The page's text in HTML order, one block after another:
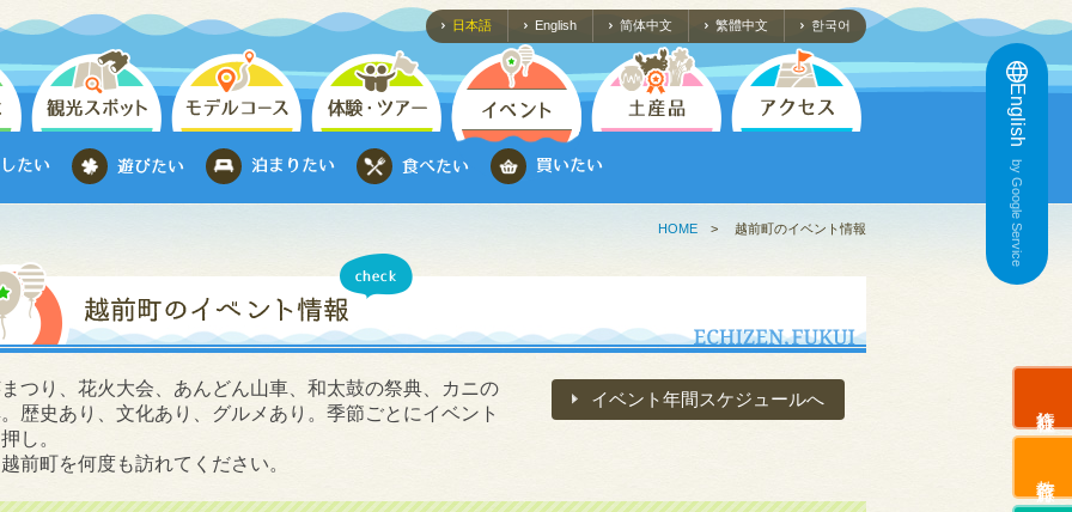
日本語 English 简体中文 繁體中文 한국어
English
by Google Service
HOME > 越前町のイベント情報
つり、花火大会、あんどん山車、和太鼓の祭典、カニの
歴史あり、文化あり、グルメあり。季節ごとにイベント
し。
前町を何度も訪れてください。
イベント年間スケジュールへ